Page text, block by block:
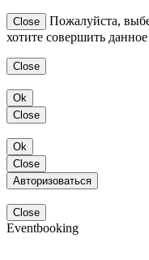
Close
Пожалуйста,
хотите совершить
Close
Ok
Close
Ok
Close
Авторизоваться
Close
Eventbooking